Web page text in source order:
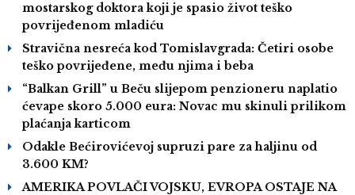
mostarskog doktora koji je spasio život teško
povrijeđenom mladiću
Stravična nesreća kod Tomislavgrada: Četiri osobe
teško povrijeđene, među njima i beba
“Balkan Grill” u Beču slijepom penzioneru naplatio
ćevape skoro 5.000 eura: Novac mu skinuli prilikom
plaćanja karticom
Odakle Bećirovićevoj supruzi pare za haljinu od
3.600 KM?
AMERIKA POVLAČI VOJSKU, EVROPA OSTAJE NA